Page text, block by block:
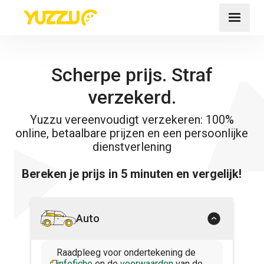
Scherpe prijs. Straf
verzekerd.
Yuzzu vereenvoudigt verzekeren: 100%
online, betaalbare prijzen en een persoonlijke
dienstverlening
Bereken je prijs in 5 minuten en vergelijk!
Auto
Raadpleeg voor ondertekening de